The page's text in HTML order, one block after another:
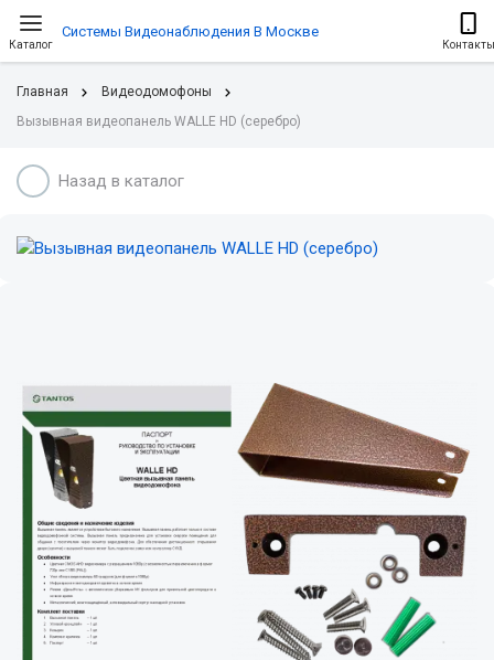
Каталог
Системы Видеонаблюдения В Москве
Контакты
Главная
Видеодомофоны
Вызывная видеопанель WALLE HD (серебро)
Назад в каталог